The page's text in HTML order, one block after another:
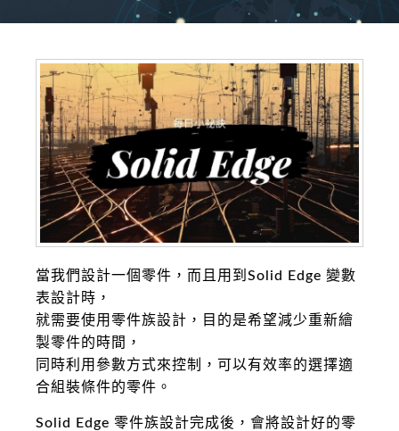
當我們設計一個零件，而且用到Solid Edge 變數
表設計時，
就需要使用零件族設計，目的是希望減少重新繪
製零件的時間，
同時利用參數方式來控制，可以有效率的選擇適
合組裝條件的零件。
Solid Edge 零件族設計完成後，會將設計好的零